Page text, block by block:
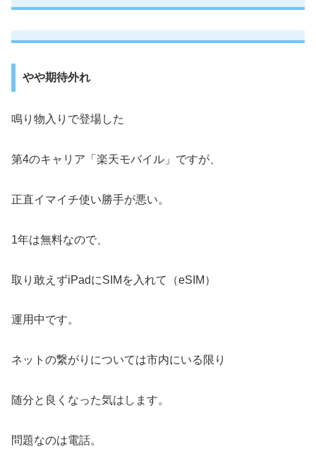
やや期待外れ
鳴り物入りで登場した
第4のキャリア「楽天モバイル」ですが、
正直イマイチ使い勝手が悪い。
1年は無料なので、
取り敢えずiPadにSIMを入れて（eSIM）
運用中です。
ネットの繋がりについては市内にいる限り
随分と良くなった気はします。
問題なのは電話。